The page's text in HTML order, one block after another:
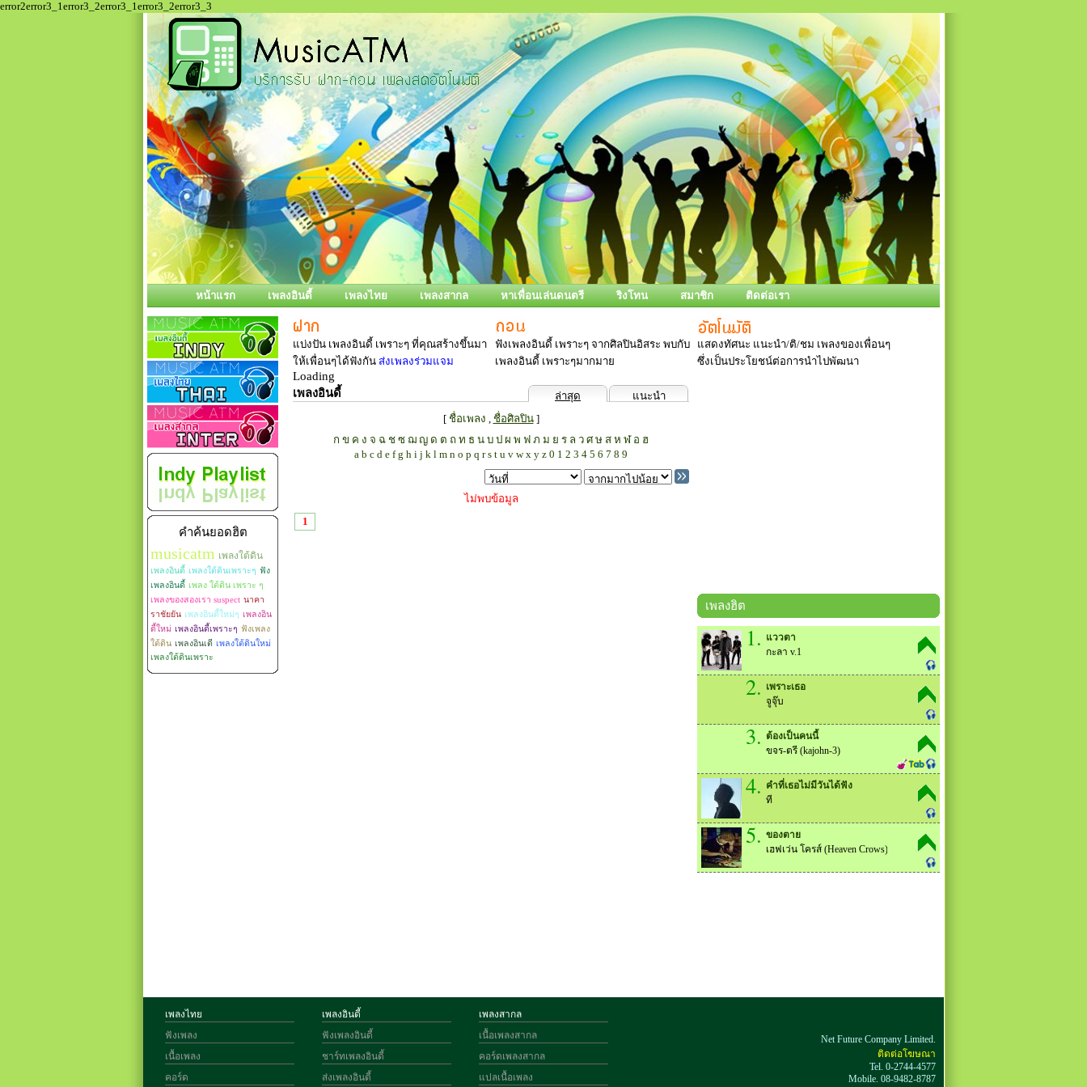
error2error3_1error3_2error3_1error3_2error3_3
หน้าแรก เพลงอินดี้ เพลงไทย เพลงสากล หาเพื่อนเล่นดนตรี ริงโทน สมาชิก ติดต่อเรา
แบ่งปัน เพลงอินดี้ เพราะๆ ที่คุณสร้างขึ้นมา
ให้เพื่อนๆได้ฟังกัน ส่งเพลงร่วมแจม
ฟังเพลงอินดี้ เพราะๆ จากศิลปินอิสระ พบกับ
เพลงอินดี้ เพราะๆมากมาย
แสดงทัศนะ แนะนำ/ติ/ชม เพลงของเพื่อนๆ
ซึ่งเป็นประโยชน์ต่อการนำไปพัฒนา
Loading
เพลงอินดี้
ล่าสุด
แนะนำ
[ ชื่อเพลง , ชื่อศิลปิน]
ก ข ค ง จ ฉ ช ซ ฌ ญ ด ต ถ ท ธ น บ ป ผ พ ฟ ภ ม ย ร ล ว ศ ษ ส ห ฬ อ ฮ
a b c d e f g h i j k l m n o p q r s t u v w x y z 0 1 2 3 4 5 6 7 8 9
ไม่พบข้อมูล
1
เพลงฮิต
1. แววตา
กะลา v.1
2. เพราะเธอ
จูจุ๊บ
3. ต้องเป็นคนนี้
ขจร-ตรี (kajohn-3)
4. คำที่เธอไม่มีวันได้ฟัง
ที
5. ของตาย
เฮฟเว่น โครส์ (Heaven Crows)
คำค้นยอดฮิต
musicatm เพลงใต้ดิน
เพลงอินดี้ เพลงใต้ดินเพราะๆ ฟัง
เพลงอินดี้ เพลง ใต้ดิน เพราะ ๆ
เพลงของสองเรา suspect นาคา
ราชัยยัน เพลงอินดี้ใหม่ๆ เพลงอิน
ดี้ใหม่ เพลงอินดี้เพราะๆ ฟังเพลง
ใต้ดิน เพลงอินเดี เพลงใต้ดินใหม่
เพลงใต้ดินเพราะ
เพลงไทย
ฟังเพลง
เนื้อเพลง
คอร์ด
เพลงอินดี้
ฟังเพลงอินดี้
ชาร์ทเพลงอินดี้
ส่งเพลงอินดี้
เพลงสากล
เนื้อเพลงสากล
คอร์ดเพลงสากล
แปลเนื้อเพลง
Net Future Company Limited.
ติดต่อโฆษณา
Tel. 0-2744-4577
Mobile. 08-9482-8787